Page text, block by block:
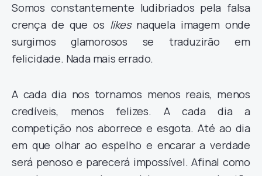
Somos constantemente ludibriados pela falsa
crença de que os likesnaquela imagem onde
surgimos glamorosos se traduzirão em
felicidade. Nada mais errado.
A cada dia nos tornamos menos reais, menos
credíveis, menos felizes. A cada dia a
competição nos aborrece e esgota. Até ao dia
em que olhar ao espelho e encarar a verdade
será penoso e parecerá impossível. Afinal como